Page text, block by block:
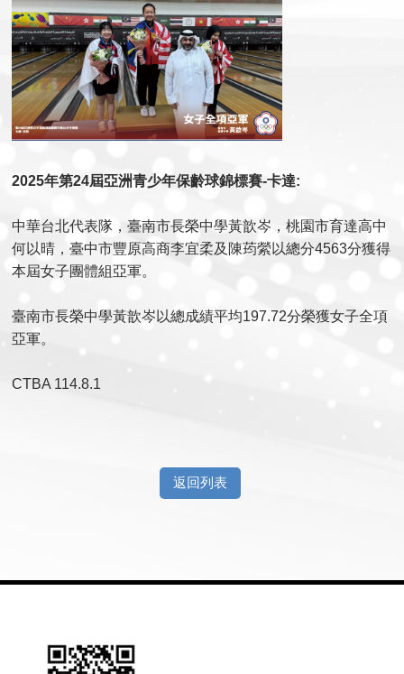
2025年第24屆亞洲青少年保齡球錦標賽-卡達:
中華台北代表隊，​​​​​​​臺南市長榮中學黃歆岑​​​​​​​，桃園市育達高中
何以晴，​​​​​臺中市豐原高商李宜柔及陳荺縈以總分4563分獲得
本屆女子團體組亞軍。
臺南市長榮中學黃歆岑以總成績平均197.72分榮獲女子全項
亞軍。
​​​​​​​CTBA 114.8.1
返回列表